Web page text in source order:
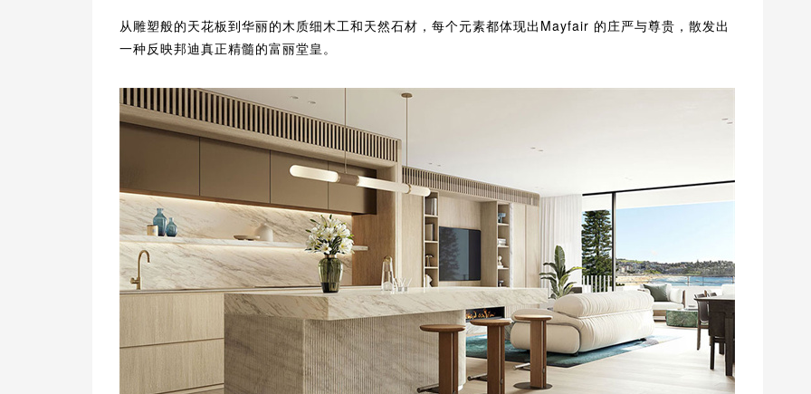
从雕塑般的天花板到华丽的木质细木工和天然石材，每个元素都体现出Mayfair 的庄严与尊贵，散发出
一种反映邦迪真正精髓的富丽堂皇。